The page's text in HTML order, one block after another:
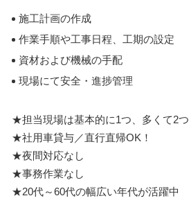
施工計画の作成
作業手順や工事日程、工期の設定
資材および機械の手配
現場にて安全・進捗管理
★担当現場は基本的に1つ、多くて2つ
★社用車貸与／直行直帰OK！
★夜間対応なし
★事務作業なし
★20代～60代の幅広い年代が活躍中